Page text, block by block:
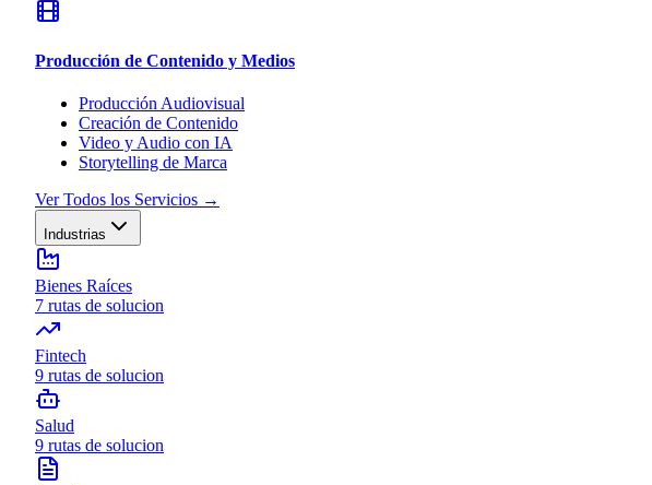
Producción de Contenido y Medios
Producción Audiovisual
Creación de Contenido
Video y Audio con IA
Storytelling de Marca
Ver Todos los Servicios →
Industrias
Bienes Raíces
7 rutas de solucion
Fintech
9 rutas de solucion
Salud
9 rutas de solucion